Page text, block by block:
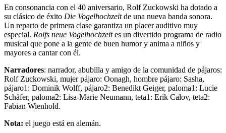
En consonancia con el 40 aniversario, Rolf Zuckowski ha dotado a
su clásico de éxito Die Vogelhochzeitde una nueva banda sonora.
Un reparto de primera clase garantiza un placer auditivo muy
especial. Rolfs neue Vogelhochzeites un divertido programa de radio
musical que pone a la gente de buen humor y anima a niños y
mayores a cantar con él.
Narradores: narrador, abubilla y amigo de la comunidad de pájaros:
Rolf Zuckowski, mujer pájaro: Oonagh, hombre pájaro: Sasha,
pájaro1: Dominik Wolff, pájaro2: Benedikt Geiger, paloma1: Lucie
Schäfer, paloma2: Lisa-Marie Neumann, teta1: Erik Calov, teta2:
Fabian Wienhold.
Nota: el juego está en alemán.